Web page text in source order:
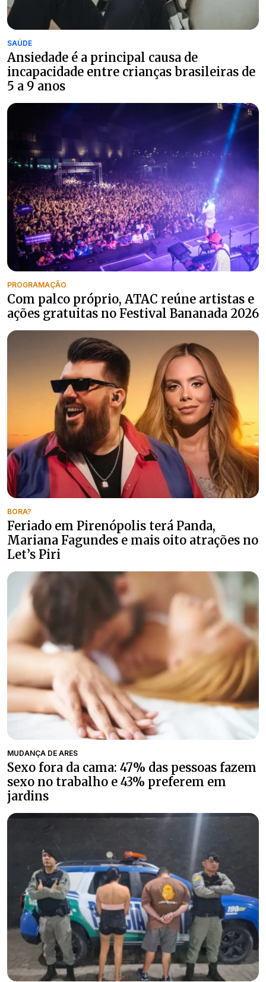
SAÚDE
Ansiedade é a principal causa de
incapacidade entre crianças brasileiras de
5 a 9 anos
PROGRAMAÇÃO
Com palco próprio, ATAC reúne artistas e
ações gratuitas no Festival Bananada 2026
BORA?
Feriado em Pirenópolis terá Panda,
Mariana Fagundes e mais oito atrações no
Let’s Piri
MUDANÇA DE ARES
Sexo fora da cama: 47% das pessoas fazem
sexo no trabalho e 43% preferem em
jardins